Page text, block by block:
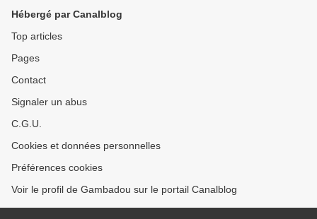
Hébergé par Canalblog
Top articles
Pages
Contact
Signaler un abus
C.G.U.
Cookies et données personnelles
Préférences cookies
Voir le profil de Gambadou sur le portail Canalblog